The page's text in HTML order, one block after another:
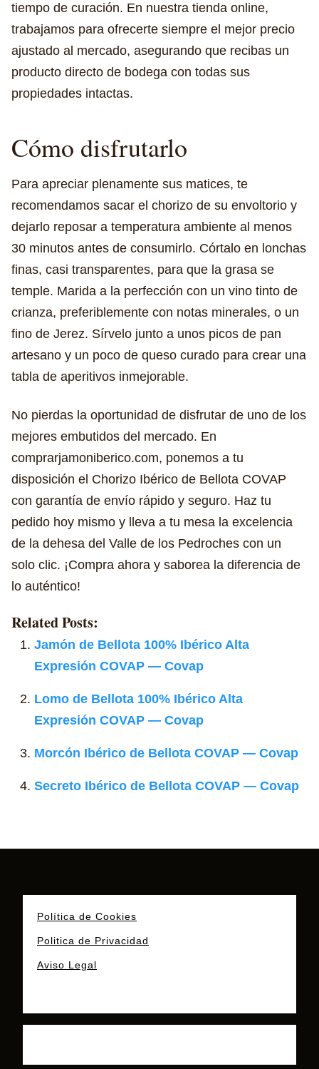
tiempo de curación. En nuestra tienda online,
trabajamos para ofrecerte siempre el mejor precio
ajustado al mercado, asegurando que recibas un
producto directo de bodega con todas sus
propiedades intactas.
Cómo disfrutarlo
Para apreciar plenamente sus matices, te
recomendamos sacar el chorizo de su envoltorio y
dejarlo reposar a temperatura ambiente al menos
30 minutos antes de consumirlo. Córtalo en lonchas
finas, casi transparentes, para que la grasa se
temple. Marida a la perfección con un vino tinto de
crianza, preferiblemente con notas minerales, o un
fino de Jerez. Sírvelo junto a unos picos de pan
artesano y un poco de queso curado para crear una
tabla de aperitivos inmejorable.
No pierdas la oportunidad de disfrutar de uno de los
mejores embutidos del mercado. En
comprarjamoniberico.com, ponemos a tu
disposición el Chorizo Ibérico de Bellota COVAP
con garantía de envío rápido y seguro. Haz tu
pedido hoy mismo y lleva a tu mesa la excelencia
de la dehesa del Valle de los Pedroches con un
solo clic. ¡Compra ahora y saborea la diferencia de
lo auténtico!
Related Posts:
Jamón de Bellota 100% Ibérico Alta
Expresión COVAP — Covap
Lomo de Bellota 100% Ibérico Alta
Expresión COVAP — Covap
Morcón Ibérico de Bellota COVAP — Covap
Secreto Ibérico de Bellota COVAP — Covap
Política de Cookies
Politica de Privacidad
Aviso Legal